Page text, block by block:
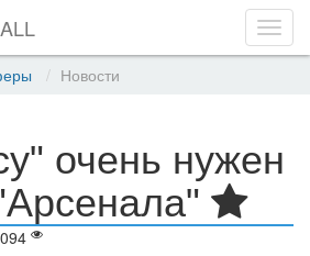
Новости
очень нужен